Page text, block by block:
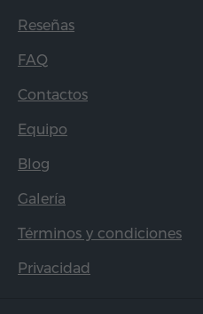
Reseñas
FAQ
Contactos
Equipo
Blog
Galería
Términos y condiciones
Privacidad